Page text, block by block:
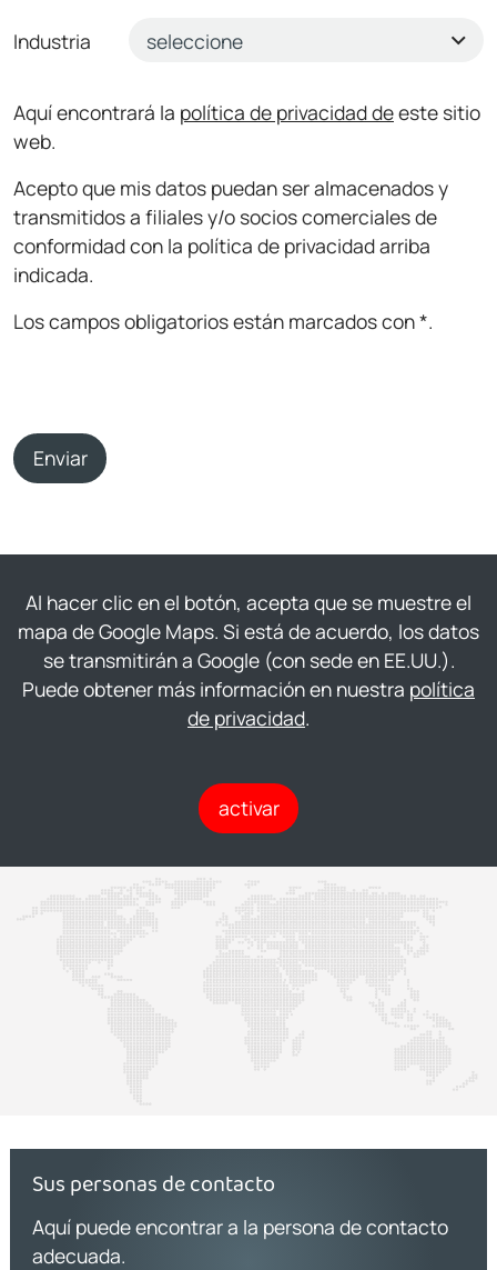
Industria
Aquí encontrará la política de privacidad deeste sitio
web.
Acepto que mis datos puedan ser almacenados y
transmitidos a filiales y/o socios comerciales de
conformidad con la política de privacidad arriba
indicada.
Los campos obligatorios están marcados con *.
Enviar
Al hacer clic en el botón, acepta que se muestre el
mapa de Google Maps. Si está de acuerdo, los datos
se transmitirán a Google (con sede en EE.UU.).
Puede obtener más información en nuestra política
de privacidad.
activar
Sus personas de contacto
Aquí puede encontrar a la persona de contacto
adecuada.